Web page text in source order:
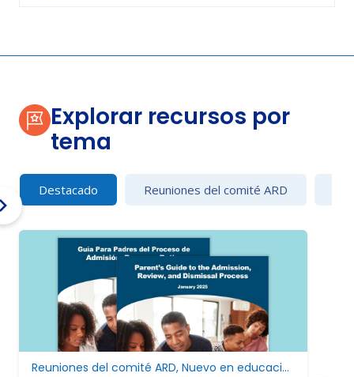
Explorar recursos por
tema
Destacado Reuniones del comité ARD
Reuniones del comité ARD, Nuevo en educación especial, Nuevo en Texas